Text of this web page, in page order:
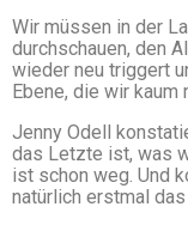
Wir müssen in der
durchschauen, den
wieder neu triggert
Ebene, die wir
Jenny Odell
das Letzte ist, was
ist schon weg. Und
natürlich erstmal